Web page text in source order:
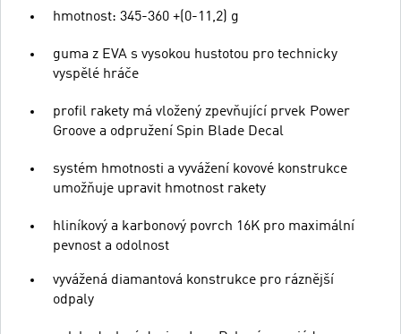
hmotnost: 345-360 +(0-11,2) g
guma z EVA s vysokou hustotou pro technicky
vyspělé hráče
profil rakety má vložený zpevňující prvek Power
Groove a odpružení Spin Blade Decal
systém hmotnosti a vyvážení kovové konstrukce
umožňuje upravit hmotnost rakety
hliníkový a karbonový povrch 16K pro maximální
pevnost a odolnost
vyvážená diamantová konstrukce pro ráznější
odpaly